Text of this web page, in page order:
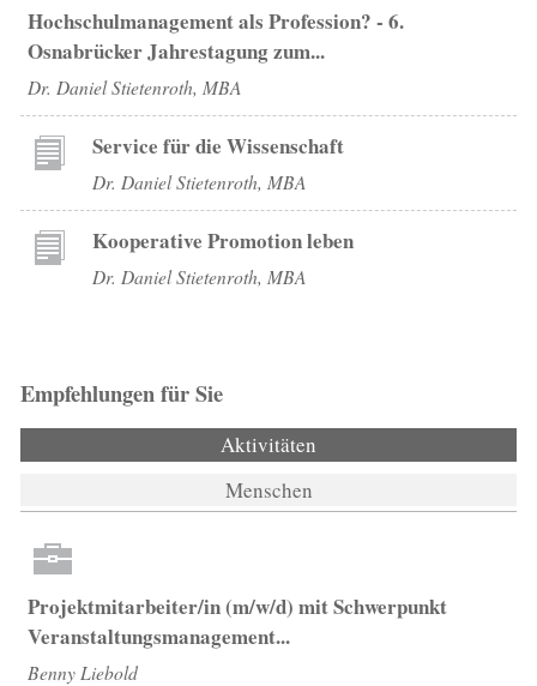
Hochschulmanagement als Profession? - 6.
Osnabrücker Jahrestagung zum...
Dr. Daniel Stietenroth, MBA
Service für die Wissenschaft
Dr. Daniel Stietenroth, MBA
Kooperative Promotion leben
Dr. Daniel Stietenroth, MBA
Empfehlungen für Sie
Aktivitäten
Menschen
Projektmitarbeiter/in (m/w/d) mit Schwerpunkt
Veranstaltungsmanagement...
Benny Liebold